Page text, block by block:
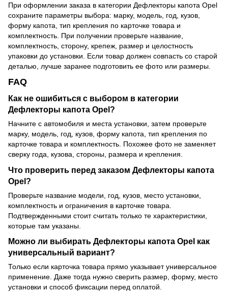
При оформлении заказа в категории Дефлекторы капота Opel
сохраните параметры выбора: марку, модель, год, кузов,
форму капота, тип крепления по карточке товара и
комплектность. При получении проверьте название,
комплектность, сторону, крепеж, размер и целостность
упаковки до установки. Если товар должен совпасть со старой
деталью, лучше заранее подготовить ее фото или размеры.
FAQ
Как не ошибиться с выбором в категории
Дефлекторы капота Opel?
Начните с автомобиля и места установки, затем проверьте
марку, модель, год, кузов, форму капота, тип крепления по
карточке товара и комплектность. Похожее фото не заменяет
сверку года, кузова, стороны, размера и крепления.
Что проверить перед заказом Дефлекторы капота
Opel?
Проверьте название модели, год, кузов, место установки,
комплектность и ограничения в карточке товара.
Подтвержденными стоит считать только те характеристики,
которые там указаны.
Можно ли выбирать Дефлекторы капота Opel как
универсальный вариант?
Только если карточка товара прямо указывает универсальное
применение. Даже тогда нужно сверить размер, форму, место
установки и способ фиксации перед оплатой.